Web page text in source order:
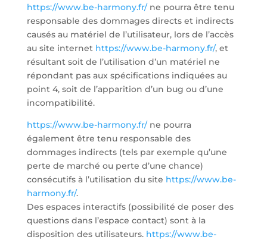
https://www.be-harmony.fr/ne pourra être tenu
responsable des dommages directs et indirects
causés au matériel de l’utilisateur, lors de l’accès
au site internet https://www.be-harmony.fr/, et
résultant soit de l’utilisation d’un matériel ne
répondant pas aux spécifications indiquées au
point 4, soit de l’apparition d’un bug ou d’une
incompatibilité.
https://www.be-harmony.fr/ne pourra
également être tenu responsable des
dommages indirects (tels par exemple qu’une
perte de marché ou perte d’une chance)
consécutifs à l’utilisation du site https://www.be-
harmony.fr/.
Des espaces interactifs (possibilité de poser des
questions dans l’espace contact) sont à la
disposition des utilisateurs. https://www.be-